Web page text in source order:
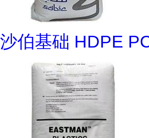
沙伯基础 HDPE